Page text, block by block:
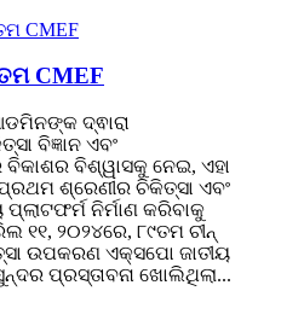
CMEF
ଦ୍ଵାରା
ବିଜ୍ଞାନ ଏବଂ
ବିଶ୍ୱାସକୁ ନେଇ, ଏହା
ଶ୍ରେଣୀର ଚିକିତ୍ସା ଏବଂ
ନିର୍ମାଣ କରିବାକୁ
୧୧, ୨୦୨୪ରେ, ୮୯ତମ ଚୀନ୍
ଉପକରଣ ଏକ୍ସପୋ ଜାତୀୟ
ପ୍ରସ୍ତାବନା ଖୋଲିଥିଲା...